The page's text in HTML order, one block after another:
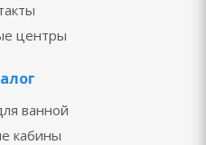
центры
ванной
кабины